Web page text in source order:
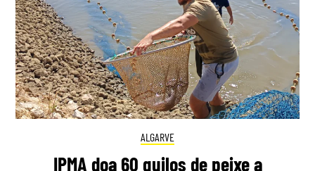
ALGARVE
IPMA doa 60 quilos de peixe a